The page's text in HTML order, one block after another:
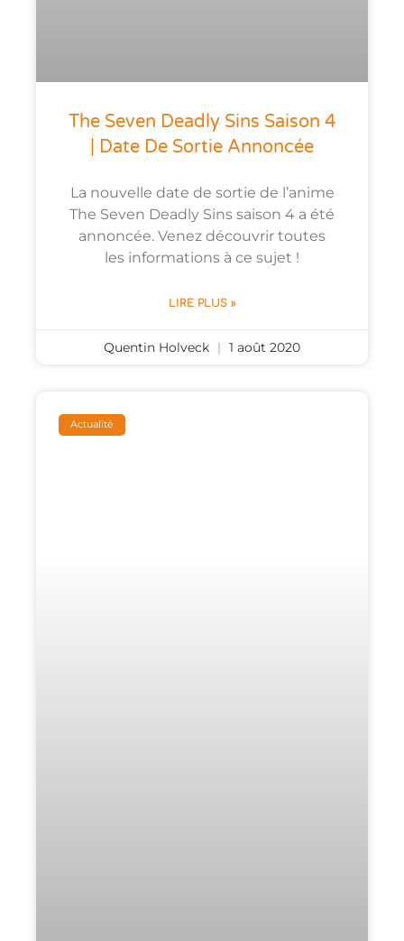
The Seven Deadly Sins Saison 4
| Date De Sortie Annoncée
La nouvelle date de sortie de l’anime
The Seven Deadly Sins saison 4 a été
annoncée. Venez découvrir toutes
les informations à ce sujet !
LIRE PLUS »
Quentin Holveck 1 août 2020
Actualité